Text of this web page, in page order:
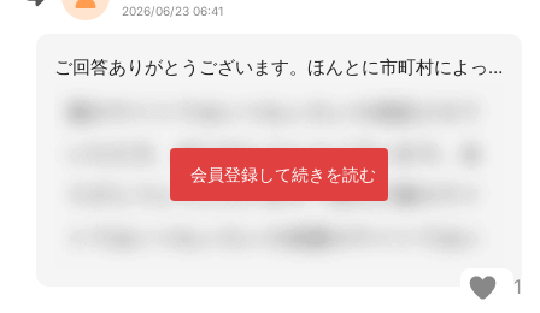
2026/06/23 06:41
ご回答ありがとうございます。ほんとに市町村によって変わる所が多いですね？
会員登録して続きを読む
1